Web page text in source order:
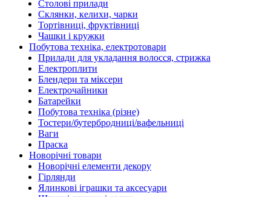
Столові прилади
Склянки, келихи, чарки
Тортівниці, фруктівниці
Чашки і кружки
Побутова техніка, електротовари
Прилади для укладання волосся, стрижка
Електроплити
Блендери та міксери
Електрочайники
Батарейки
Побутова техніка (різне)
Тостери/бутербродниці/вафельниці
Ваги
Праска
Новорічні товари
Новорічні елементи декору
Гірлянди
Ялинкові іграшки та аксесуари